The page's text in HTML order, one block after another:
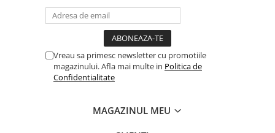
Vreau sa primesc newsletter cu promotiile
magazinului. Afla mai multe in Politica de
Confidentialitate
MAGAZINUL MEU